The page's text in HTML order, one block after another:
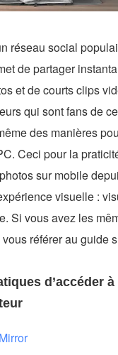
réseau social
de partager
et de courts clips
qui sont fans de
des manières
Ceci pour la
sur mobile
visuelle :
Si vous avez les
référer au guide
d’accéder